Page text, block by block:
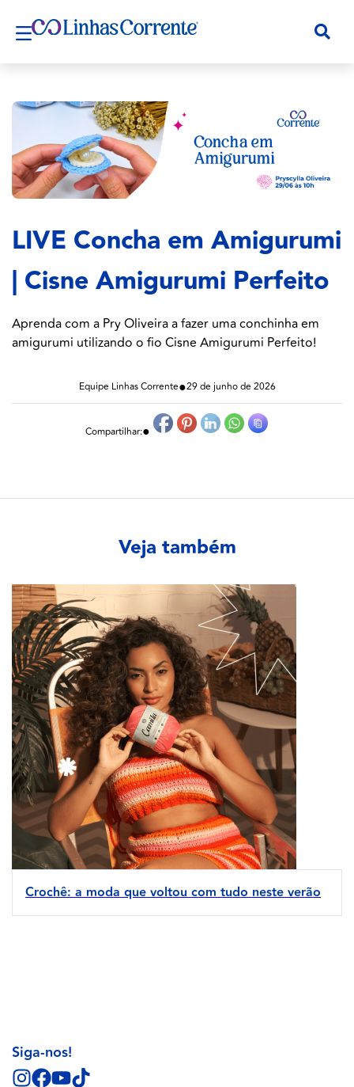
LIVE Concha em Amigurumi
| Cisne Amigurumi Perfeito
Aprenda com a Pry Oliveira a fazer uma conchinha em
amigurumi utilizando o fio Cisne Amigurumi Perfeito!
Equipe Linhas Corrente●29 de junho de 2026
Compartilhar:●
Veja também
Crochê: a moda que voltou com tudo neste verão
Siga-nos!